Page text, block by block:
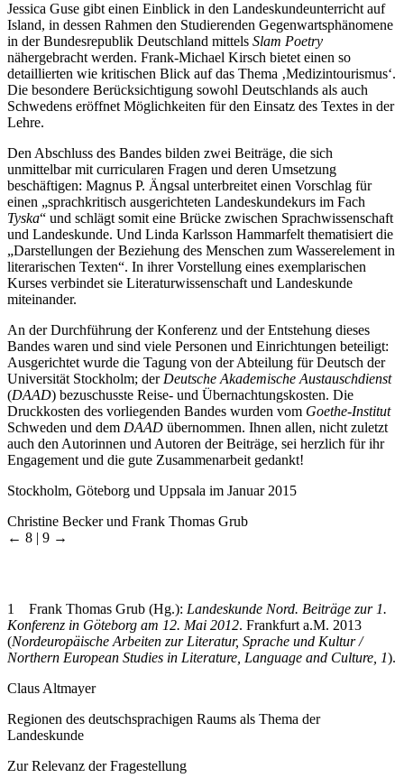
Jessica Guse gibt einen Einblick in den Landeskundeunterricht auf
Island, in dessen Rahmen den Studierenden Gegenwartsphänomene
in der Bundesrepublik Deutschland mittels Slam Poetry
nähergebracht werden. Frank-Michael Kirsch bietet einen so
detaillierten wie kritischen Blick auf das Thema ‚Medizintourismus‘.
Die besondere Berücksichtigung sowohl Deutschlands als auch
Schwedens eröffnet Möglichkeiten für den Einsatz des Textes in der
Lehre.
Den Abschluss des Bandes bilden zwei Beiträge, die sich
unmittelbar mit curricularen Fragen und deren Umsetzung
beschäftigen: Magnus P. Ängsal unterbreitet einen Vorschlag für
einen „sprachkritisch ausgerichteten Landeskundekurs im Fach
Tyska“ und schlägt somit eine Brücke zwischen Sprachwissenschaft
und Landeskunde. Und Linda Karlsson Hammarfelt thematisiert die
„Darstellungen der Beziehung des Menschen zum Wasserelement in
literarischen Texten“. In ihrer Vorstellung eines exemplarischen
Kurses verbindet sie Literaturwissenschaft und Landeskunde
miteinander.
An der Durchführung der Konferenz und der Entstehung dieses
Bandes waren und sind viele Personen und Einrichtungen beteiligt:
Ausgerichtet wurde die Tagung von der Abteilung für Deutsch der
Universität Stockholm; der Deutsche Akademische Austauschdienst
(DAAD) bezuschusste Reise- und Übernachtungskosten. Die
Druckkosten des vorliegenden Bandes wurden vom Goethe-Institut
Schweden und dem DAAD übernommen. Ihnen allen, nicht zuletzt
auch den Autorinnen und Autoren der Beiträge, sei herzlich für ihr
Engagement und die gute Zusammenarbeit gedankt!
Stockholm, Göteborg und Uppsala im Januar 2015
Christine Becker und Frank Thomas Grub
← 8 | 9 →
1 Frank Thomas Grub (Hg.): Landeskunde Nord. Beiträge zur 1.
Konferenz in Göteborg am 12. Mai 2012. Frankfurt a.M. 2013
(Nordeuropäische Arbeiten zur Literatur, Sprache und Kultur /
Northern European Studies in Literature, Language and Culture, 1).
Claus Altmayer
Regionen des deutschsprachigen Raums als Thema der
Landeskunde
Zur Relevanz der Fragestellung